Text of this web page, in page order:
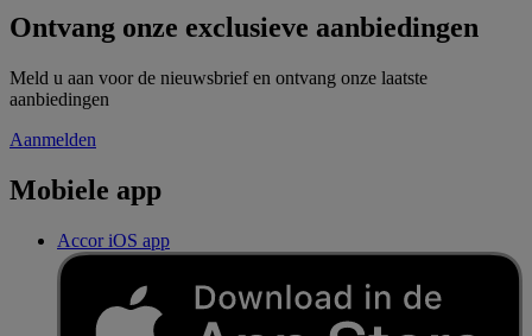
Ontvang onze exclusieve aanbiedingen
Meld u aan voor de nieuwsbrief en ontvang onze laatste
aanbiedingen
Aanmelden
Mobiele app
Accor iOS app